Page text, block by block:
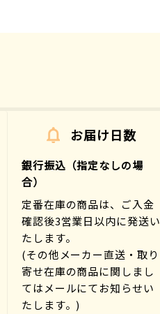
お届け日数
銀行振込（指定なしの場
合）
定番在庫の商品は、ご入金
確認後3営業日以内に発送い
たします。
(その他メーカー直送・取り
寄せ在庫の商品に関しまし
てはメールにてお知らせい
たします。)